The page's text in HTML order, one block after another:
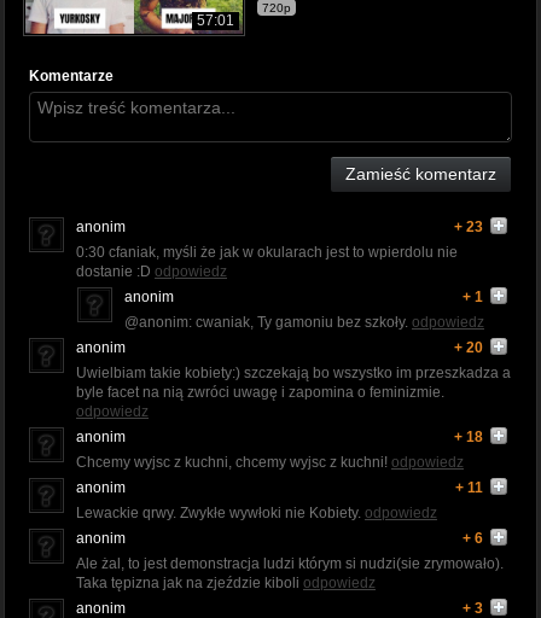
57:01
720p
Komentarze
Zamieść komentarz
anonim
+ 23
0:30 cfaniak, myśli że jak w okularach jest to wpierdolu nie
dostanie :D odpowiedz
anonim
+ 1
@anonim: cwaniak, Ty gamoniu bez szkoły. odpowiedz
anonim
+ 20
Uwielbiam takie kobiety:) szczekają bo wszystko im przeszkadza a
byle facet na nią zwróci uwagę i zapomina o feminizmie.
odpowiedz
anonim
+ 18
Chcemy wyjsc z kuchni, chcemy wyjsc z kuchni! odpowiedz
anonim
+ 11
Lewackie qrwy. Zwykłe wywłoki nie Kobiety. odpowiedz
anonim
+ 6
Ale żal, to jest demonstracja ludzi którym si nudzi(sie zrymowało).
Taka tępizna jak na zjeździe kiboli odpowiedz
anonim
+ 3